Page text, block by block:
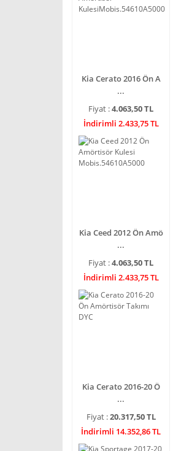
Kia Cerato 2016 Ön A
...
Fiyat :4.063,50 TL
İndirimli 2.433,75 TL
Kia Ceed 2012 Ön Amö
...
Fiyat :4.063,50 TL
İndirimli 2.433,75 TL
Kia Cerato 2016-20 Ö
...
Fiyat :20.317,50 TL
İndirimli 14.352,86 TL